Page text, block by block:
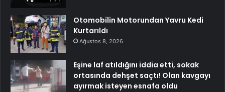
Otomobilin Motorundan Yavru Kedi
Kurtarıldı
Ağustos 8, 2026
Eşine laf atıldığını iddia etti, sokak
ortasında dehşet saçtı! Olan kavgayı
ayırmak isteyen esnafa oldu